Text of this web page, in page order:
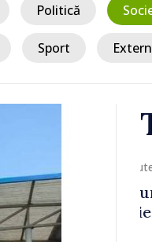
Politică
Sport